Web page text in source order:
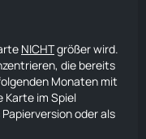
NICHTgrößer wird.
die bereits
Monaten mit
Karte im Spiel
oder als